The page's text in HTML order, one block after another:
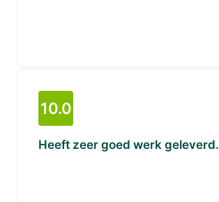
10.0
Heeft zeer goed werk geleverd.